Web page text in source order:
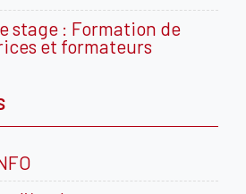
stage : Formation de
et formateurs